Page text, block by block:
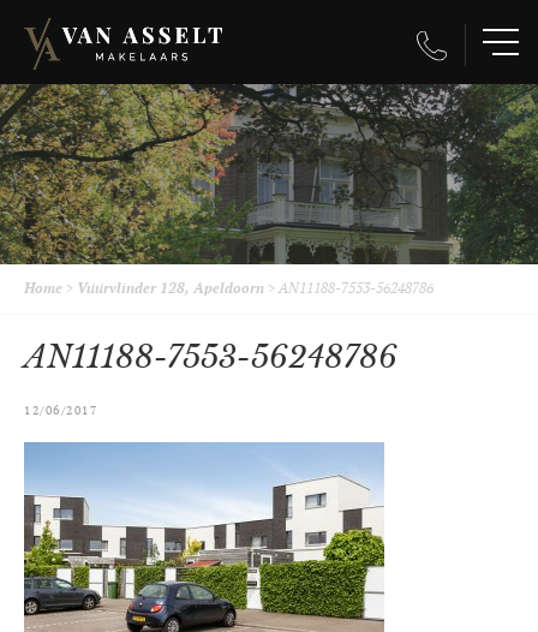
Home > Vuurvlinder 128, Apeldoorn >AN11188-7553-56248786
AN11188-7553-56248786
12/06/2017